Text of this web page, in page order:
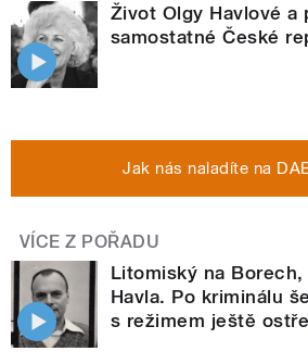
Život Olgy Havlové a
samostatné České
Jak nás naladíte na
VÍCE Z POŘADU
Litomiský na
Havla. Po kriminálu
s režimem ještě